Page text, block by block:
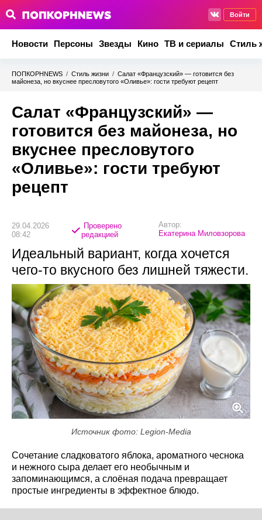
Войти
Новости Персоны Звезды Кино ТВ и сериалы Стиль
ПОПКОРНNEWS / Стиль жизни / Салат «Французский» — готовится без
майонеза, но вкуснее пресловутого «Оливье»: гости требуют рецепт
Салат «Французский» —
готовится без майонеза, но
вкуснее пресловутого
«Оливье»: гости требуют
рецепт
29.04.2026
08:42
Проверено
редакцией
Автор:
Екатерина Миловзорова
Идеальный вариант, когда хочется
чего-то вкусного без лишней тяжести.
Источник фото: Legion-Media
Сочетание сладковатого яблока, ароматного чеснока
и нежного сыра делает его необычным и
запоминающимся, а слоёная подача превращает
простые ингредиенты в эффектное блюдо.